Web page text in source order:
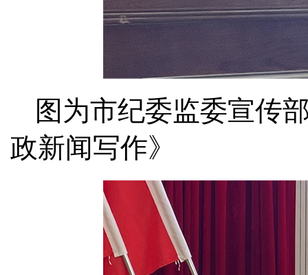
图为市纪委监委宣传
政新闻写作》